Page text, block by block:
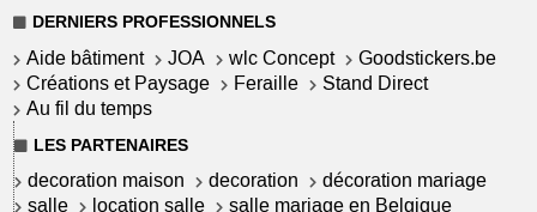
DERNIERS PROFESSIONNELS
Aide bâtiment JOA wlc Concept
Goodstickers.be
Créations et Paysage
Feraille
Stand Direct
Au fil du temps
LES PARTENAIRES
decoration maison decoration
décoration mariage
salle
location salle salle mariage en Belgique